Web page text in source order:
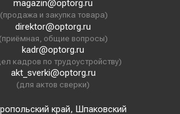
magazin@optorg.ru
(продажа и закупка товара)
direktor@optorg.ru
(приёмная, общие вопросы)
kadr@optorg.ru
кадров по трудоустройству)
akt_sverki@optorg.ru
(для актов сверки)
край, Шпаковский